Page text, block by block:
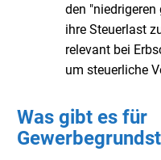
den "niedrigeren
ihre Steuerlast
relevant bei
um steuerliche
Was gibt es für